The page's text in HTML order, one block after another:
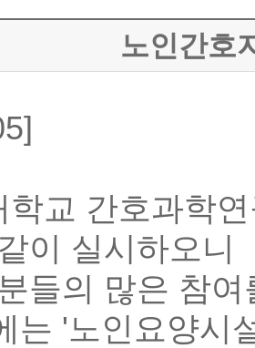
노인간호
학교 간호과학
이 실시하오니
들의 많은 참
는 '노인요양시